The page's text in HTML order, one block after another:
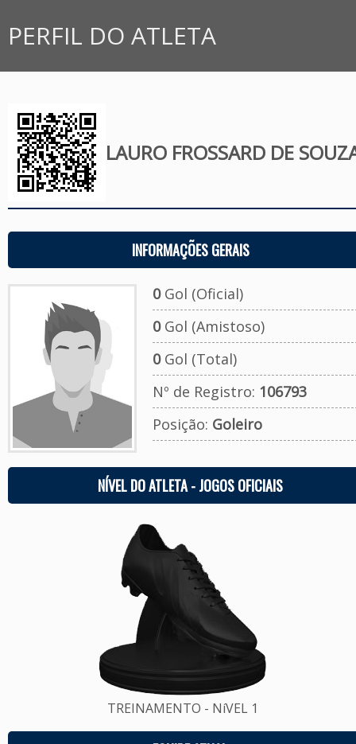
PERFIL DO ATLETA
LAURO FROSSARD DE
INFORMAÇÕES GERAIS
0Gol (Oficial)
0Gol (Amistoso)
0Gol (Total)
Nº de Registro: 106793
Posição: Goleiro
NÍVEL DO ATLETA - JOGOS OFICIAIS
TREINAMENTO - NíVEL 1